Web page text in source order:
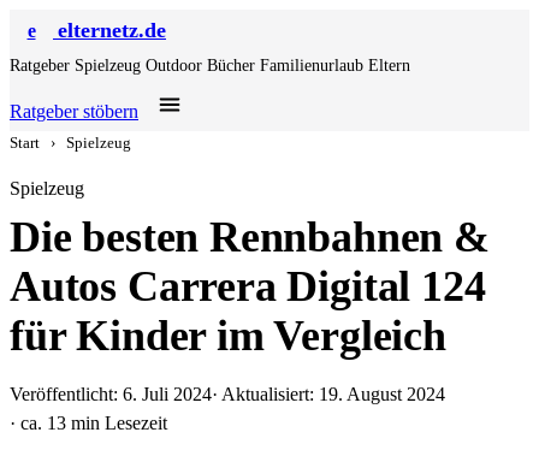
e elternetz.de
Ratgeber Spielzeug Outdoor Bücher Familienurlaub Eltern
Ratgeber stöbern
Start › Spielzeug
Spielzeug
Die besten Rennbahnen &
Autos Carrera Digital 124
für Kinder im Vergleich
Veröffentlicht: 6. Juli 2024· Aktualisiert: 19. August 2024
· ca. 13 min Lesezeit